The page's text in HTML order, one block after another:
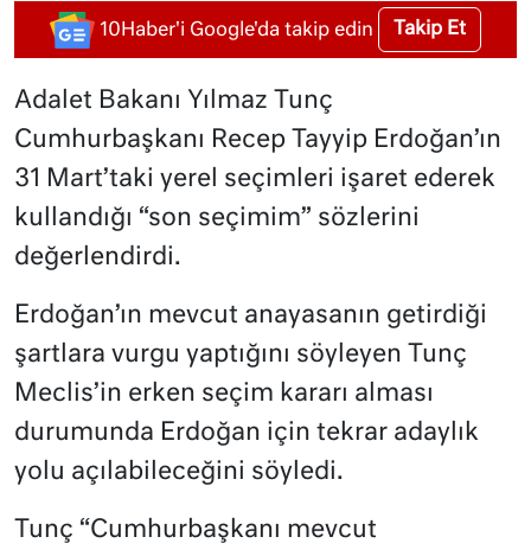
10Haber'i Google'da takip edin Takip Et
Adalet Bakanı Yılmaz Tunç
Cumhurbaşkanı Recep Tayyip Erdoğan’ın
31 Mart’taki yerel seçimleri işaret ederek
kullandığı “son seçimim” sözlerini
değerlendirdi.
Erdoğan’ın mevcut anayasanın getirdiği
şartlara vurgu yaptığını söyleyen Tunç
Meclis’in erken seçim kararı alması
durumunda Erdoğan için tekrar adaylık
yolu açılabileceğini söyledi.
Tunç “Cumhurbaşkanı mevcut